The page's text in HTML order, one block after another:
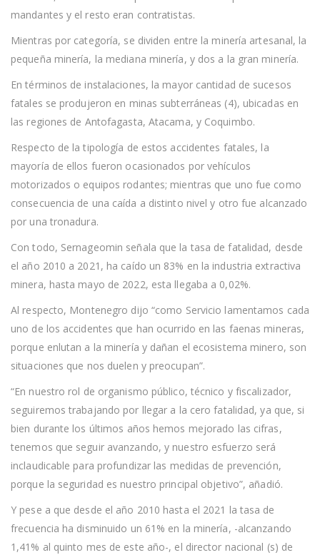
mandantes y el resto eran contratistas.
Mientras por categoría, se dividen entre la minería artesanal, la
pequeña minería, la mediana minería, y dos a la gran minería.
En términos de instalaciones, la mayor cantidad de sucesos
fatales se produjeron en minas subterráneas (4), ubicadas en
las regiones de Antofagasta, Atacama, y Coquimbo.
Respecto de la tipología de estos accidentes fatales, la
mayoría de ellos fueron ocasionados por vehículos
motorizados o equipos rodantes; mientras que uno fue como
consecuencia de una caída a distinto nivel y otro fue alcanzado
por una tronadura.
Con todo, Sernageomin señala que la tasa de fatalidad, desde
el año 2010 a 2021, ha caído un 83% en la industria extractiva
minera, hasta mayo de 2022, esta llegaba a 0,02%.
Al respecto, Montenegro dijo “como Servicio lamentamos cada
uno de los accidentes que han ocurrido en las faenas mineras,
porque enlutan a la minería y dañan el ecosistema minero, son
situaciones que nos duelen y preocupan”.
“En nuestro rol de organismo público, técnico y fiscalizador,
seguiremos trabajando por llegar a la cero fatalidad, ya que, si
bien durante los últimos años hemos mejorado las cifras,
tenemos que seguir avanzando, y nuestro esfuerzo será
inclaudicable para profundizar las medidas de prevención,
porque la seguridad es nuestro principal objetivo”, añadió.
Y pese a que desde el año 2010 hasta el 2021 la tasa de
frecuencia ha disminuido un 61% en la minería, -alcanzando
1,41% al quinto mes de este año-, el director nacional (s) de